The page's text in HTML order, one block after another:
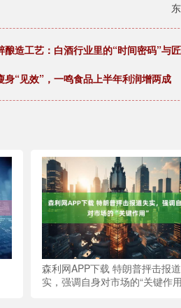
酿造工艺：白酒行业里的“时间密码”与
“见效”，一鸣食品上半年利润增两成
森利网APP下载 特朗普抨击报
实，强调自身对市场的“关键作